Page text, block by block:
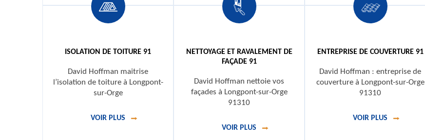
ISOLATION DE TOITURE 91
David Hoffman maitrise
l’isolation de toiture à Longpont-
sur-Orge
VOIR PLUS
NETTOYAGE ET RAVALEMENT DE
FAÇADE 91
David Hoffman nettoie vos
façades à Longpont-sur-Orge
91310
VOIR PLUS
ENTREPRISE DE COUVERTURE 91
David Hoffman : entreprise de
couverture à Longpont-sur-Orge
91310
VOIR PLUS